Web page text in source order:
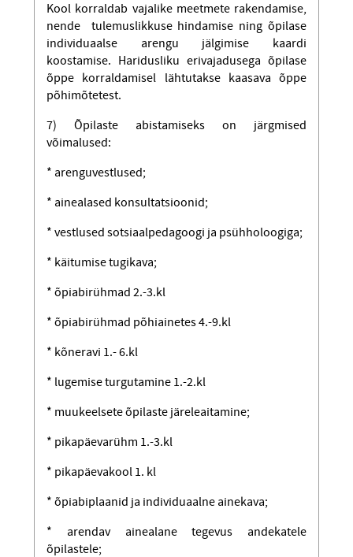
Kool korraldab vajalike meetmete rakendamise,
nende tulemuslikkuse hindamise ning õpilase
individuaalse arengu jälgimise kaardi
koostamise. Haridusliku erivajadusega õpilase
õppe korraldamisel lähtutakse kaasava õppe
põhimõtetest.
7) Õpilaste abistamiseks on järgmised
võimalused:
* arenguvestlused;
* ainealased konsultatsioonid;
* vestlused sotsiaalpedagoogi ja psühholoogiga;
* käitumise tugikava;
* õpiabirühmad 2.-3.kl
* õpiabirühmad põhiainetes 4.-9.kl
* kõneravi 1.- 6.kl
* lugemise turgutamine 1.-2.kl
* muukeelsete õpilaste järeleaitamine;
* pikapäevarühm 1.-3.kl
* pikapäevakool 1. kl
* õpiabiplaanid ja individuaalne ainekava;
* arendav ainealane tegevus andekatele
õpilastele;